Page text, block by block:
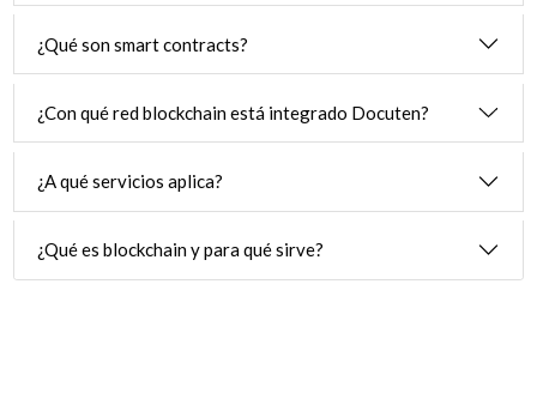
¿Qué son smart contracts?
¿Con qué red blockchain está integrado Docuten?
¿A qué servicios aplica?
¿Qué es blockchain y para qué sirve?